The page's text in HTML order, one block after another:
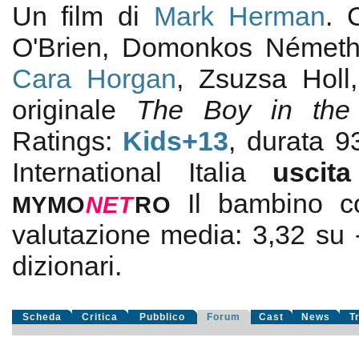
Un film di Mark Herman.
O'Brien, Domonkos
Cara Horgan, Zsuzsa
originale The Boy in the
Ratings: Kids+13, durata
International Italia
MYMONETRO
Il bambino
valutazione media: 3,32 su
dizionari.
Scheda Critica Pubblico Forum Cast News